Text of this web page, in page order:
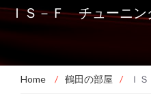
ＩＳ－Ｆ チューニ
Home / 鶴田の部屋 / Ｉ